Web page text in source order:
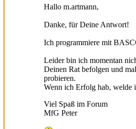
Hallo m.artmann,
Danke, für Deine Antwort!
Ich programmiere mit
Leider bin ich momentan
Deinen Rat befolgen und
probieren.
Wenn ich Erfolg hab, welde
Viel Spaß im Forum
MfG Peter